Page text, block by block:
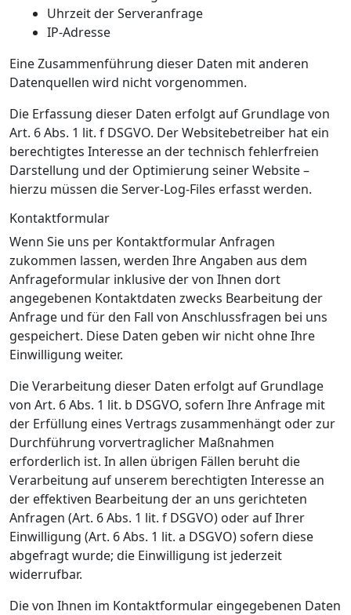
Uhrzeit der Serveranfrage
IP-Adresse
Eine Zusammenführung dieser Daten mit anderen
Datenquellen wird nicht vorgenommen.
Die Erfassung dieser Daten erfolgt auf Grundlage von
Art. 6 Abs. 1 lit. f DSGVO. Der Websitebetreiber hat ein
berechtigtes Interesse an der technisch fehlerfreien
Darstellung und der Optimierung seiner Website –
hierzu müssen die Server-Log-Files erfasst werden.
Kontaktformular
Wenn Sie uns per Kontaktformular Anfragen
zukommen lassen, werden Ihre Angaben aus dem
Anfrageformular inklusive der von Ihnen dort
angegebenen Kontaktdaten zwecks Bearbeitung der
Anfrage und für den Fall von Anschlussfragen bei uns
gespeichert. Diese Daten geben wir nicht ohne Ihre
Einwilligung weiter.
Die Verarbeitung dieser Daten erfolgt auf Grundlage
von Art. 6 Abs. 1 lit. b DSGVO, sofern Ihre Anfrage mit
der Erfüllung eines Vertrags zusammenhängt oder zur
Durchführung vorvertraglicher Maßnahmen
erforderlich ist. In allen übrigen Fällen beruht die
Verarbeitung auf unserem berechtigten Interesse an
der effektiven Bearbeitung der an uns gerichteten
Anfragen (Art. 6 Abs. 1 lit. f DSGVO) oder auf Ihrer
Einwilligung (Art. 6 Abs. 1 lit. a DSGVO) sofern diese
abgefragt wurde; die Einwilligung ist jederzeit
widerrufbar.
Die von Ihnen im Kontaktformular eingegebenen Daten